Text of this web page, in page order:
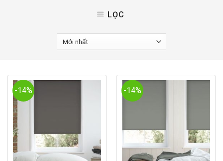
LỌC
-14% -14%